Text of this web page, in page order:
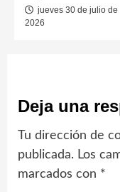
jueves 30 de julio de
2026
Deja una
Tu dirección de
publicada. Los
marcados con *